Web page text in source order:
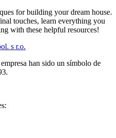
for building your dream house.
touches, learn everything you
with these helpful resources!
han sido un símbolo de